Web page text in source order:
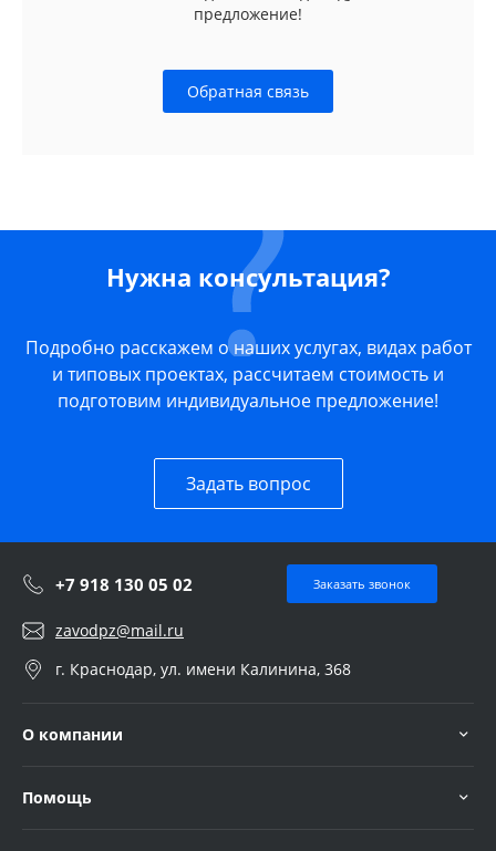
предложение!
Обратная связь
Нужна консультация?
Подробно расскажем о наших услугах, видах работ
и типовых проектах, рассчитаем стоимость и
подготовим индивидуальное предложение!
Задать вопрос
+7 918 130 05 02 Заказать звонок
zavodpz@mail.ru
г. Краснодар, ул. имени Калинина, 368
О компании
Помощь